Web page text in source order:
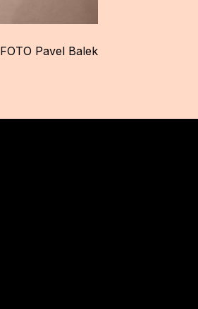
FOTO Pavel Balek